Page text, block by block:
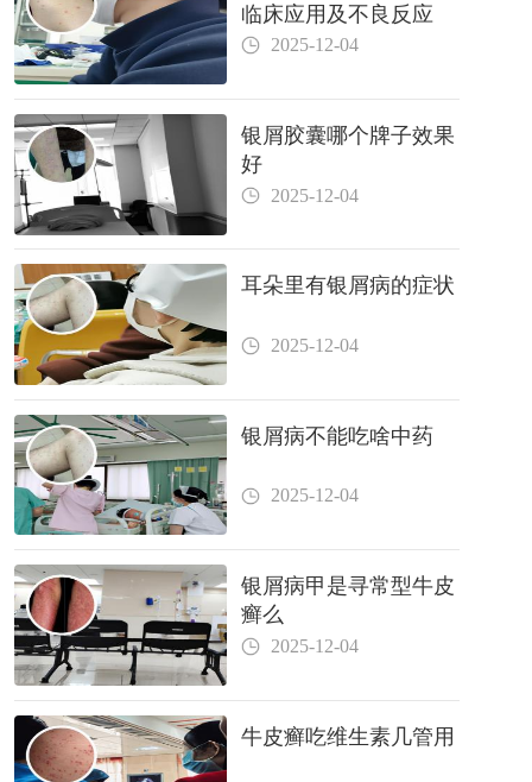
临床应用及不良反应
2025-12-04
银屑胶囊哪个牌子效果
好
2025-12-04
耳朵里有银屑病的症状
2025-12-04
银屑病不能吃啥中药
2025-12-04
银屑病甲是寻常型牛皮
癣么
2025-12-04
牛皮癣吃维生素几管用